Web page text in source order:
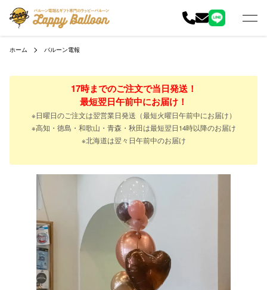
ホーム バルーン電報
17時までのご注文で当日発送！
最短翌日午前中にお届け！
※日曜日のご注文は翌営業日発送（最短火曜日午前中にお届け）
※高知・徳島・和歌山・青森・秋田は最短翌日14時以降のお届け
※北海道は翌々日午前中のお届け